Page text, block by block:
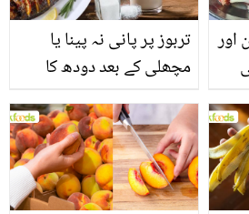
تربوز پر پانی نہ پینا یا
مچھلی کے بعد دودھ کا
سے متعلق غلط فہمیوں کی
حقیقت کیا ہے اور افواہ
کیا؟
4 آسان اور